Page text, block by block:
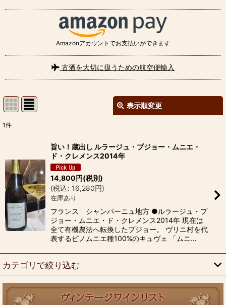
Amazonアカウントでお支払いができます
古酒を大切に扱うための航空便輸入
表示順変更
並び順:
絞り込む
1件
旨い！蔵出し ルラージュ・プジョー・ムニエ・
ド・クレメンス2014年
14,800円(税別)
(税込: 16,280円)
在庫あり
フランス シャンパーニュ地方 ●ルラージュ・プ
ジョー・ムニエ・ド・クレメンス2014年 現在は
全て有機農法へ転換したプジョー。 ヴリニ村を代
表するピノムニエ種100%のキュヴェ 「ムニ…
カテゴリで絞り込む
生まれ年で選ぶ (全商品)